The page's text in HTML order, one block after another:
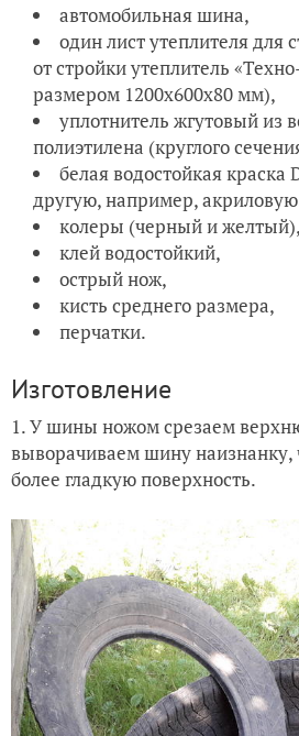
автомобильная шина,
один лист утеплителя для
от стройки утеплитель
размером 1200х600х80 мм),
уплотнитель жгутовый из
полиэтилена (круглого
белая водостойкая краска
другую, например,
колеры (черный и желтый),
клей водостойкий,
острый нож,
кисть среднего размера,
перчатки.
Изготовление
1. У шины ножом срезаем
выворачиваем шину наизнанку,
более гладкую поверхность.